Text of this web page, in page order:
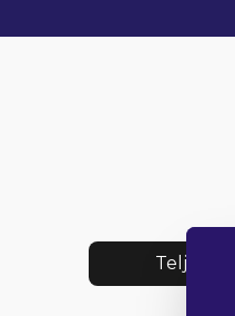
Teljes lista